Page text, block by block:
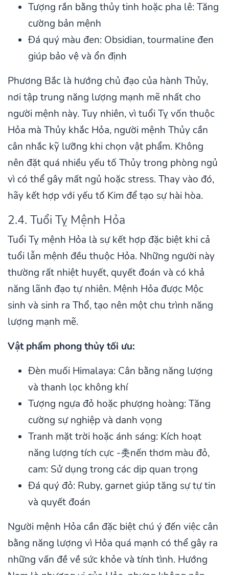
Tượng rắn bằng thủy tinh hoặc pha lê: Tăng
cường bản mệnh
Đá quý màu đen: Obsidian, tourmaline đen
giúp bảo vệ và ổn định
Phương Bắc là hướng chủ đạo của hành Thủy,
nơi tập trung năng lượng mạnh mẽ nhất cho
người mệnh này. Tuy nhiên, vì tuổi Tỵ vốn thuộc
Hỏa mà Thủy khắc Hỏa, người mệnh Thủy cần
cân nhắc kỹ lưỡng khi chọn vật phẩm. Không
nên đặt quá nhiều yếu tố Thủy trong phòng ngủ
vì có thể gây mất ngủ hoặc stress. Thay vào đó,
hãy kết hợp với yếu tố Kim để tạo sự hài hòa.
2.4. Tuổi Tỵ Mệnh Hỏa
Tuổi Tỵ mệnh Hỏa là sự kết hợp đặc biệt khi cả
tuổi lẫn mệnh đều thuộc Hỏa. Những người này
thường rất nhiệt huyết, quyết đoán và có khả
năng lãnh đạo tự nhiên. Mệnh Hỏa được Mộc
sinh và sinh ra Thổ, tạo nên một chu trình năng
lượng mạnh mẽ.
Vật phẩm phong thủy tối ưu:
Đèn muối Himalaya: Cân bằng năng lượng
và thanh lọc không khí
Tượng ngựa đỏ hoặc phượng hoàng: Tăng
cường sự nghiệp và danh vọng
Tranh mặt trời hoặc ánh sáng: Kích hoạt
năng lượng tích cực -촛nến thơm màu đỏ,
cam: Sử dụng trong các dịp quan trọng
Đá quý đỏ: Ruby, garnet giúp tăng sự tự tin
và quyết đoán
Người mệnh Hỏa cần đặc biệt chú ý đến việc cân
bằng năng lượng vì Hỏa quá mạnh có thể gây ra
những vấn đề về sức khỏe và tính tình. Hướng